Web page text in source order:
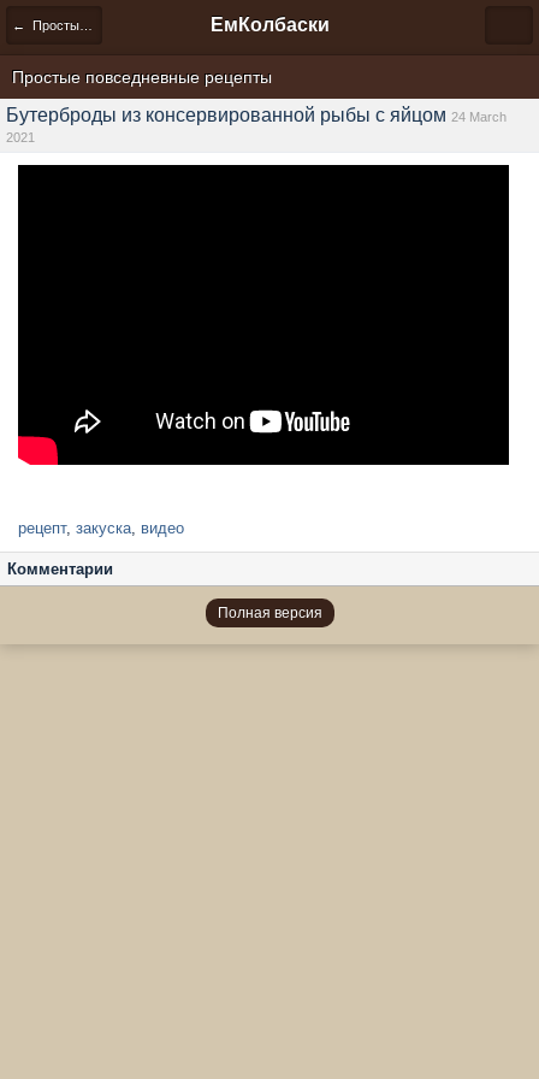
← Простые повседневные рецепты ЕмКолбаски
Простые повседневные рецепты
Бутерброды из консервированной рыбы с яйцом 24 March
2021
рецепт, закуска видео
Комментарии
Полная версия